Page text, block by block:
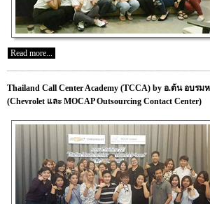
Read more...
Thailand Call Center Academy (TCCA) by อ.ต้น อบรม
(Chevrolet และ MOCAP Outsourcing Contact Center)